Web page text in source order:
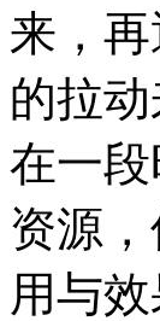
来，
的拉
在一
资源
用与